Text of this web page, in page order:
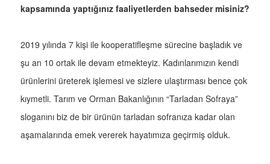
kapsamında yaptığınız faaliyetlerden bahseder misiniz?
2019 yılında 7 kişi ile kooperatifleşme sürecine başladık ve
şu an 10 ortak ile devam etmekteyiz. Kadınlarımızın kendi
ürünlerini üreterek işlemesi ve sizlere ulaştırması bence çok
kıymetli. Tarım ve Orman Bakanlığının “Tarladan Sofraya”
sloganını biz de bir ürünün tarladan sofranıza kadar olan
aşamalarında emek vererek hayatımıza geçirmiş olduk.